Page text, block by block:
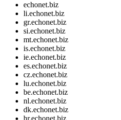
echonet.biz
li.echonet.biz
gr.echonet.biz
si.echonet.biz
mt.echonet.biz
is.echonet.biz
ie.echonet.biz
es.echonet.biz
cz.echonet.biz
lu.echonet.biz
be.echonet.biz
nl.echonet.biz
dk.echonet.biz